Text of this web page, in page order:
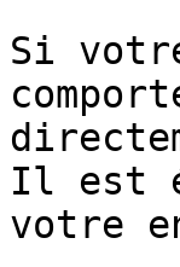
Si
Il est
votre